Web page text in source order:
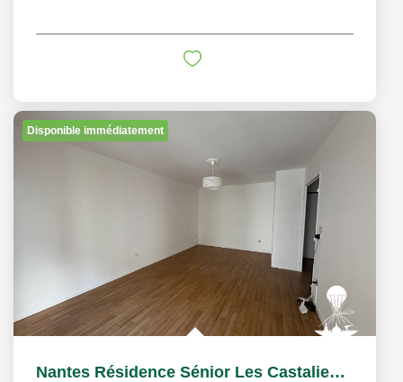
Disponible immédiatement
Nantes Résidence Sénior Les Castalies T2 à louer